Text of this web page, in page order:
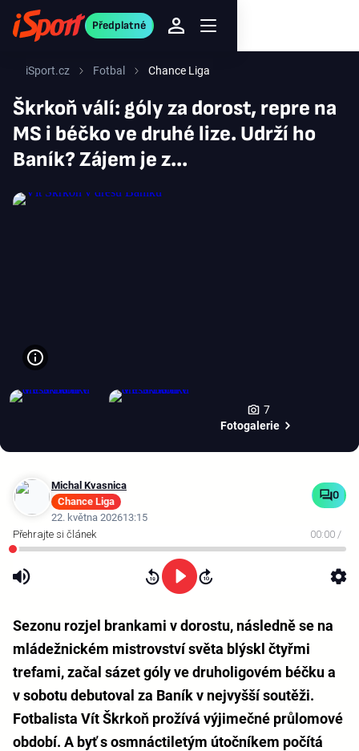
Předplatné
iSport.cz Fotbal Chance Liga
Škrkoň válí: góly za dorost, repre na
MS i béčko ve druhé lize. Udrží ho
Baník? Zájem je z...
7
Fotogalerie
Michal Kvasnica
Chance Liga
22. května 202613:15
0
00:00 /
Sezonu rozjel brankami v dorostu, následně se na
mládežnickém mistrovství světa blýskl čtyřmi
trefami, začal sázet góly ve druholigovém béčku a
v sobotu debutoval za Baník v nejvyšší soutěži.
Fotbalista Vít Škrkoň prožívá výjimečné průlomové
období. A byť s osmnáctiletým útočníkem počítá